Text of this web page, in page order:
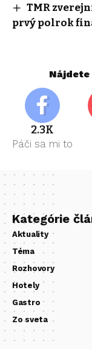
TMR
prvý polrok
Nájdete
2.3K
Páči sa mi to
Kategórie
Aktuality
Téma
Rozhovory
Hotely
Gastro
Zo sveta